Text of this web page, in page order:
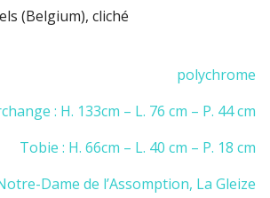
(Belgium), cliché
polychrome
: H. 133cm – L. 76 cm – P. 44 cm
Tobie : H. 66cm – L. 40 cm – P. 18 cm
Dame de l’Assomption, La Gleize